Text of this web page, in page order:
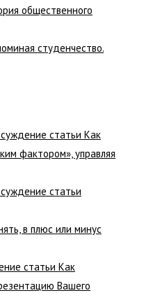
общественного
студенчество.
статьи Как
фактором», управляя
статьи
в плюс или минус
статьи Как
Вашего